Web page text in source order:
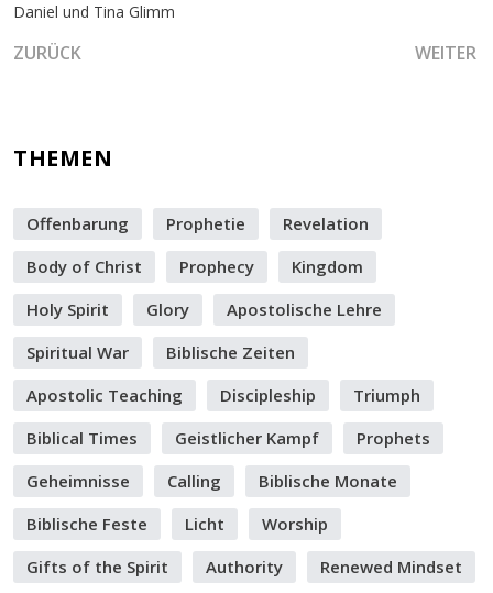
Daniel und Tina Glimm
VORHERIGER BEITRAG: OFFENBARENDE WAHRHEIT
ZURÜCK WEITER
THEMEN
Offenbarung Prophetie
Revelation
Body of Christ
Prophecy
Kingdom
Holy Spirit
Glory
Apostolische Lehre
Spiritual War
Biblische Zeiten
Apostolic Teaching
Discipleship
Triumph
Biblical Times
Geistlicher Kampf
Prophets
Geheimnisse
Calling
Biblische Monate
Biblische Feste
Licht
Worship
Gifts of the Spirit
Authority
Renewed Mindset